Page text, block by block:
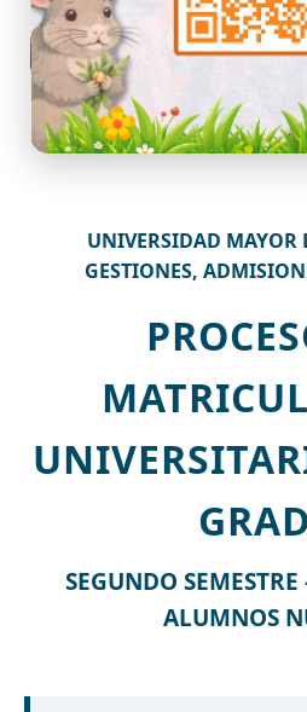
UNIVERSIDAD MAYOR
GESTIONES,
SEGUNDO
ALUMNOS